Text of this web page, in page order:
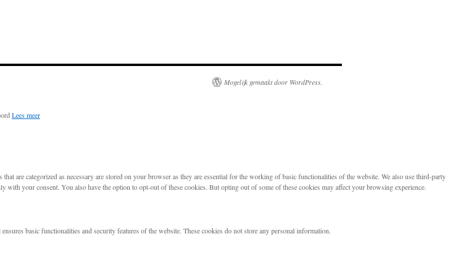
Mogelijk gemaakt door WordPress.
Lees meer
are categorized as necessary are stored on your browser as they are essential for the working of basic functionalities of the website. We also use third-party
your consent. You also have the option to opt-out of these cookies. But opting out of some of these cookies may affect your browsing experience.
basic functionalities and security features of the website. These cookies do not store any personal information.